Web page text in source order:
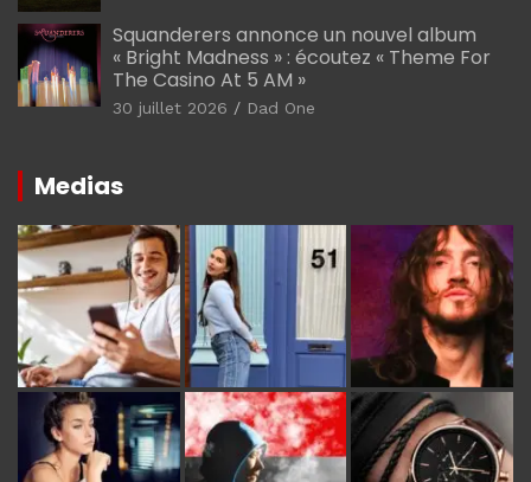
Squanderers annonce un nouvel album
« Bright Madness » : écoutez « Theme For
The Casino At 5 AM »
30 juillet 2026 Dad One
Medias